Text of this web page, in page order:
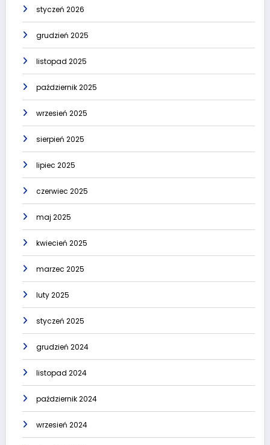
styczeń 2026
grudzień 2025
listopad 2025
październik 2025
wrzesień 2025
sierpień 2025
lipiec 2025
czerwiec 2025
maj 2025
kwiecień 2025
marzec 2025
luty 2025
styczeń 2025
grudzień 2024
listopad 2024
październik 2024
wrzesień 2024